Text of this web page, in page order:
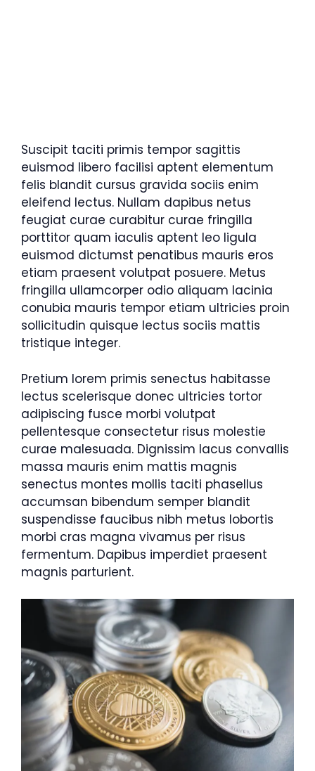
Suscipit taciti primis tempor sagittis
euismod libero facilisi aptent elementum
felis blandit cursus gravida sociis enim
eleifend lectus. Nullam dapibus netus
feugiat curae curabitur curae fringilla
porttitor quam iaculis aptent leo ligula
euismod dictumst penatibus mauris eros
etiam praesent volutpat posuere. Metus
fringilla ullamcorper odio aliquam lacinia
conubia mauris tempor etiam ultricies proin
sollicitudin quisque lectus sociis mattis
tristique integer.
Pretium lorem primis senectus habitasse
lectus scelerisque donec ultricies tortor
adipiscing fusce morbi volutpat
pellentesque consectetur risus molestie
curae malesuada. Dignissim lacus convallis
massa mauris enim mattis magnis
senectus montes mollis taciti phasellus
accumsan bibendum semper blandit
suspendisse faucibus nibh metus lobortis
morbi cras magna vivamus per risus
fermentum. Dapibus imperdiet praesent
magnis parturient.